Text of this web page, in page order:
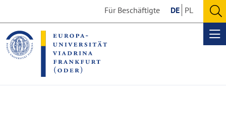
the
content
section
the
footer
section
Für Beschäftigte DE PL